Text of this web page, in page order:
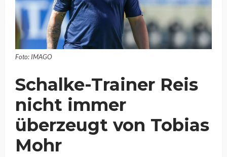
Foto: IMAGO
Schalke-Trainer Reis
nicht immer
überzeugt von Tobias
Mohr